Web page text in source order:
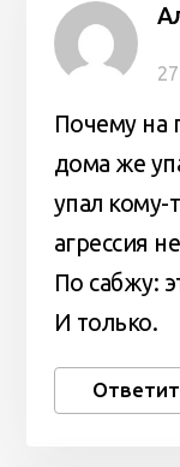
Почему на
дома же
упал кому-
агрессия
По сабжу:
И только.